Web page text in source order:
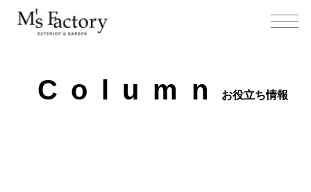
C o l u m n お役立ち情報